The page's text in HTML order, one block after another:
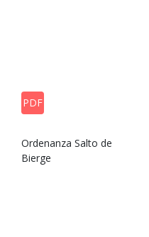
PDF
Ordenanza Salto de
Bierge